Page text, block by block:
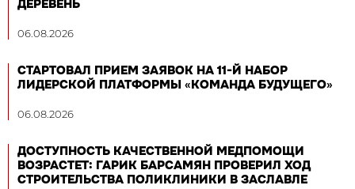
ДЕРЕВЕНЬ
06.08.2026
СТАРТОВАЛ ПРИЕМ ЗАЯВОК НА 11-Й НАБОР
ЛИДЕРСКОЙ ПЛАТФОРМЫ «КОМАНДА БУДУЩЕГО»
06.08.2026
ДОСТУПНОСТЬ КАЧЕСТВЕННОЙ МЕДПОМОЩИ
ВОЗРАСТЕТ: ГАРИК БАРСАМЯН ПРОВЕРИЛ ХОД
СТРОИТЕЛЬСТВА ПОЛИКЛИНИКИ В ЗАСЛАВЛЕ